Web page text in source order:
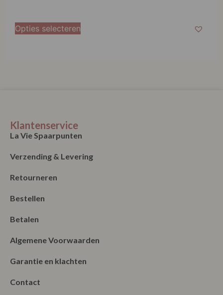
Verzending & Levering
Retourneren
Bestellen
Betalen
Algemene Voorwaarden
Garantie en klachten
Contact
Blog
Merken